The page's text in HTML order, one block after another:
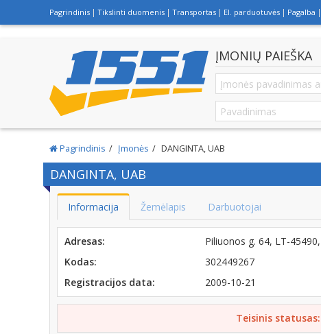
Pagrindinis Tikslinti duomenis Transportas El. parduotuvės Pagalba
ĮMONIŲ PAIEŠKA
Pagrindinis Įmonės DANGINTA, UAB
DANGINTA, UAB
Informacija Žemėlapis Darbuotojai
Adresas:
Piliuonos g. 64, LT-
Kodas:
302449267
Registracijos data:
2009-10-21
Teisinis